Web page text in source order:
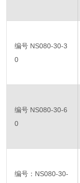
编号 NS080-30-3
0
编号 NS080-30-6
0
编号：NS080-30-